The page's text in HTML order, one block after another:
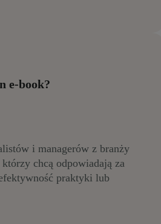
e-book?
i managerów z branży
chcą odpowiadają za
praktyki lub